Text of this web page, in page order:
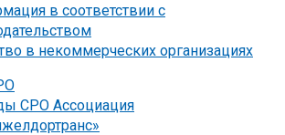
в соответствии с
в некоммерческих организациях
СРО Ассоциация